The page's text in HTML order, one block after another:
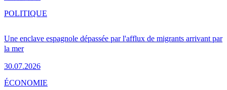
Une enclave espagnole dépassée par l'afflux de migrants arrivant par
la mer
30.07.2026
POLITIQUE
ÉCONOMIE